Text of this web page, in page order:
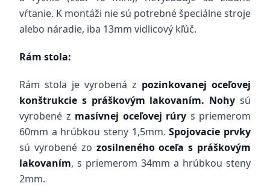
vŕtanie. K montáži nie sú potrebné špeciálne stroje
alebo náradie, iba 13mm vidlicový kľúč.
Rám stola:
Rám stola je vyrobená z pozinkovanej oceľovej
konštrukcie s práškovým lakovaním. Nohy sú
vyrobené z masívnej oceľovej rúry s priemerom
60mm a hrúbkou steny 1,5mm.Spojovacie prvky
sú vyrobené zo zosilneného oceľa s práškovým
lakovaním, s priemerom 34mm a hrúbkou steny
2mm.